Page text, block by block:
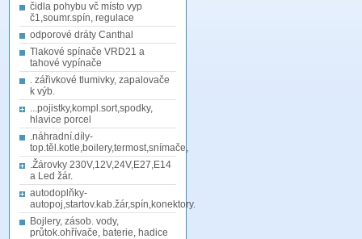
čidla pohybu vč místo vyp
č1,soumr.spín, regulace
odporové dráty Canthal
Tlakové spínače VRD21 a
tahové vypínače
. zářivkové tlumivky, zapalovače
k výb.
...pojistky,kompl.sort,spodky,
hlavice porcel
.náhradní.díly-
top.těl.kotle,boilery,termost,snímače,
.Žárovky 230V,12V,24V,E27,E14
a Led žár.
autodoplňky-
autopoj,startov.kab.žár,spín,konektory.
Bojlery, zásob. vody,
průtok.ohřívače, baterie, hadice